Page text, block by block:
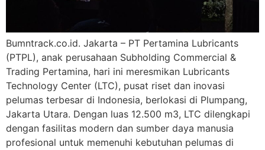
Bumntrack.co.id. Jakarta – PT Pertamina Lubricants
(PTPL), anak perusahaan Subholding Commercial &
Trading Pertamina, hari ini meresmikan Lubricants
Technology Center (LTC), pusat riset dan inovasi
pelumas terbesar di Indonesia, berlokasi di Plumpang,
Jakarta Utara. Dengan luas 12.500 m3, LTC dilengkapi
dengan fasilitas modern dan sumber daya manusia
profesional untuk memenuhi kebutuhan pelumas di